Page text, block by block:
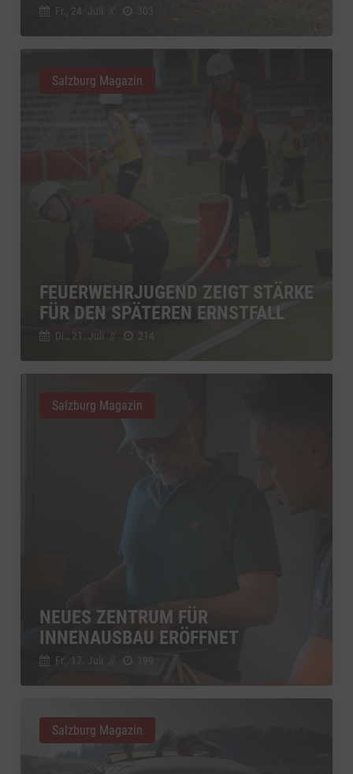
Fr., 24. Juli 303
FEUERWEHRJUGEND ZEIGT STÄRKE
FÜR DEN SPÄTEREN ERNSTFALL
Di., 21. Juli // 214
Salzburg Magazin
NEUES ZENTRUM FÜR
INNENAUSBAU ERÖFFNET
Fr., 17. Juli // 199
Salzburg Magazin
Salzburg Magazin